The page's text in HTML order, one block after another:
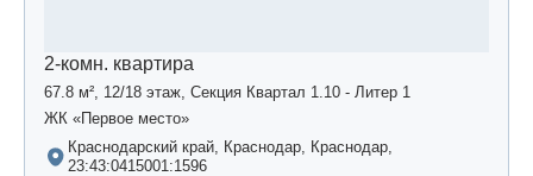
2-комн. квартира
67.8 м², 12/18 этаж, Секция Квартал 1.10 - Литер 1
ЖК «Первое место»
Краснодарский край, Краснодар, Краснодар,
23:43:0415001:1596